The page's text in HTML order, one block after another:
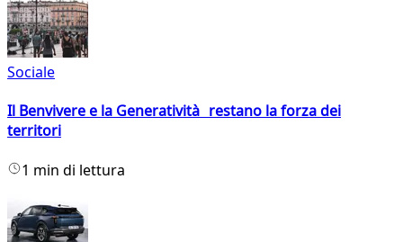
Sociale
Il Benvivere e la Generatività restano la forza dei
territori
1 min di lettura